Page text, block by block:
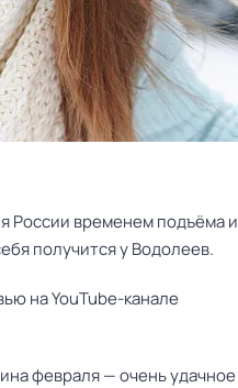
России временем подъёма и
получится у Водолеев.
на YouTube-канале
февраля — очень удачное